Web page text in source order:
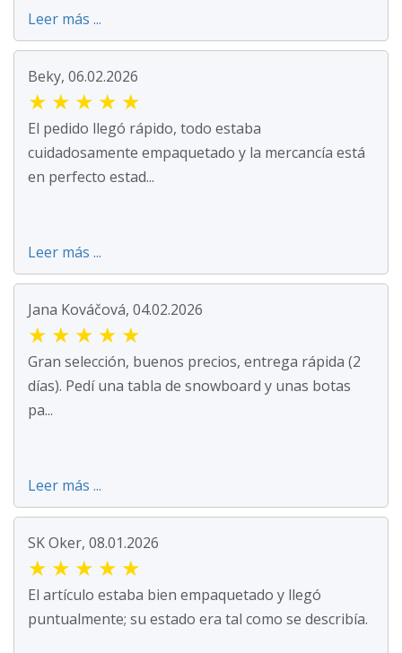
Leer más ...
Beky, 06.02.2026
★ ★ ★ ★ ★
El pedido llegó rápido, todo estaba
cuidadosamente empaquetado y la mercancía está
en perfecto estad...
Leer más ...
Jana Kováčová, 04.02.2026
★ ★ ★ ★ ★
Gran selección, buenos precios, entrega rápida (2
días). Pedí una tabla de snowboard y unas botas
pa...
Leer más ...
SK Oker, 08.01.2026
★ ★ ★ ★ ★
El artículo estaba bien empaquetado y llegó
puntualmente; su estado era tal como se describía.